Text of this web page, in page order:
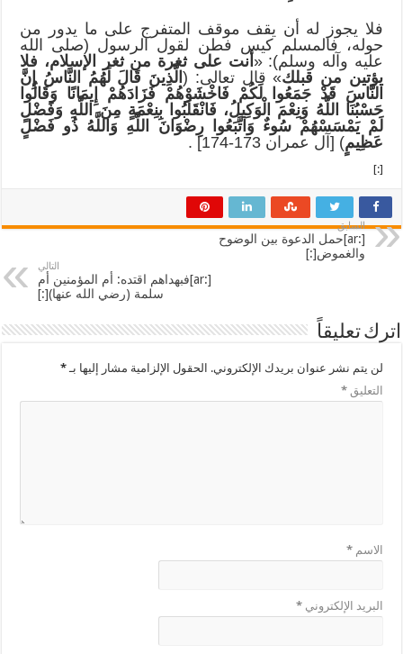
فلا يجوز له أن يقف موقف المتفرج على ما يدور من
حوله، فالمسلم كيس فطن لقول الرسول (صلى الله
عليه وآله وسلم): « أنت على ثغرة من ثغر الإسلام، فلا
يؤتين من قبلك» قال تعالى: (الَّذِينَ قَالَ لَهُمُ النَّاسُ إِنَّ
النَّاسَ قَدْ جَمَعُوا لَكُمْ فَاخْشَوْهُمْ فَزَادَهُمْ إِيمَانًا وَقَالُوا
حَسْبُنَا اللَّهُ وَنِعْمَ الْوَكِيلُ، فَانْقَلَبُوا بِنِعْمَةٍ مِنَ اللَّهِ وَفَضْلٍ
لَمْ يَمْسَسْهُمْ سُوءٌ وَاتَّبَعُوا رِضْوَانَ اللَّهِ وَاللَّهُ ذُو فَضْلٍ
عَظِيمٍ) [آل عمران 173-174] .
[:]
السابق
[:ar]حمل الدعوة بين الوضوح
والغموض[:]
التالي
[:ar]فبهداهم اقتده: أم المؤمنين أم
سلمة (رضي الله عنها)[:]
اترك تعليقاً
لن يتم نشر عنوان بريدك الإلكتروني. الحقول الإلزامية مشار إليها بـ*
التعليق*
الاسم*
البريد الإلكتروني*